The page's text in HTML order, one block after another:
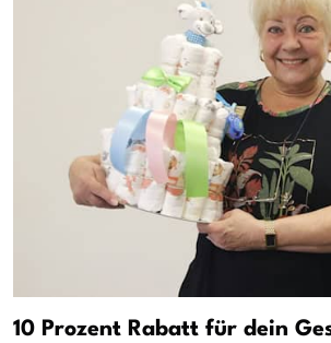
10 Prozent Rabatt für dein